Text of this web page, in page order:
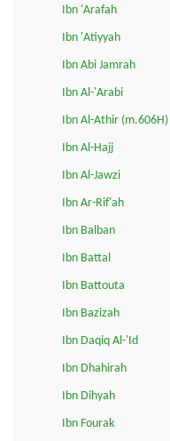
Ibn 'Arafah
Ibn 'Atiyyah
Ibn Abi Jamrah
Ibn Al-'Arabi
Ibn Al-Athir (m.606H)
Ibn Al-Hajj
Ibn Al-Jawzi
Ibn Ar-Rif'ah
Ibn Balban
Ibn Battal
Ibn Battouta
Ibn Bazizah
Ibn Daqiq Al-'Id
Ibn Dhahirah
Ibn Dihyah
Ibn Fourak